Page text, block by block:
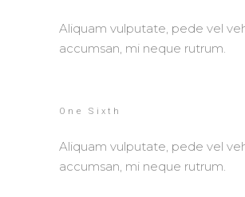
Aliquam vulputate, pede vel
accumsan, mi neque rutrum.
One Sixth
Aliquam vulputate, pede vel
accumsan, mi neque rutrum.